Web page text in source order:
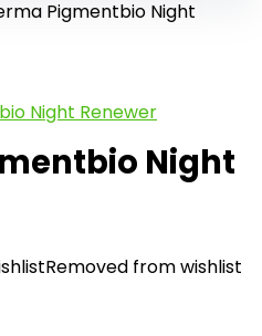
Pigmentbio Night
Night
Removed from wishlist